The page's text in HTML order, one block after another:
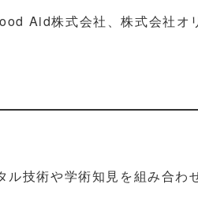
Aid株式会社、株式会社オ
技術や学術知見を組み合わ